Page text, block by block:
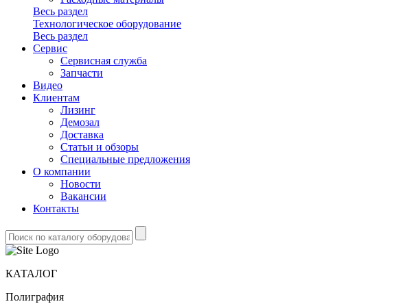
Весь раздел
Технологическое оборудование
Весь раздел
Сервис
Сервисная служба
Запчасти
Видео
Клиентам
Лизинг
Демозал
Доставка
Статьи и обзоры
Специальные предложения
О компании
Новости
Вакансии
Контакты
КАТАЛОГ
Полиграфия